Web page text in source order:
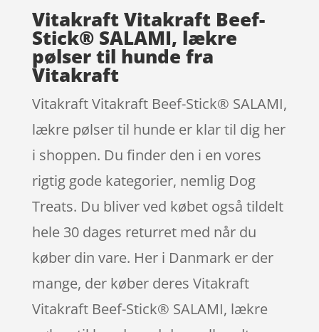
Vitakraft Vitakraft Beef-
Stick® SALAMI, lækre
pølser til hunde fra
Vitakraft
Vitakraft Vitakraft Beef-Stick® SALAMI,
lækre pølser til hunde er klar til dig her
i shoppen. Du finder den i en vores
rigtig gode kategorier, nemlig Dog
Treats. Du bliver ved købet også tildelt
hele 30 dages returret med når du
køber din vare. Her i Danmark er der
mange, der køber deres Vitakraft
Vitakraft Beef-Stick® SALAMI, lækre